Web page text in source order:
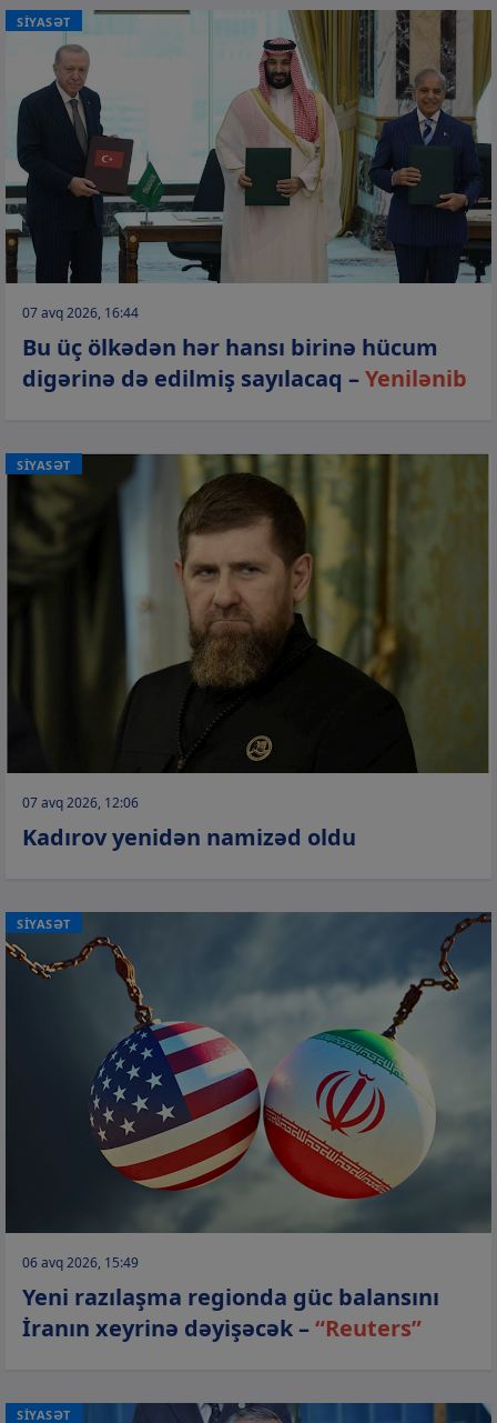
SİYASƏT
07 avq 2026, 16:44
Bu üç ölkədən hər hansı birinə hücum
digərinə də edilmiş sayılacaq –Yenilənib
SİYASƏT
07 avq 2026, 12:06
Kadırov yenidən namizəd oldu
SİYASƏT
06 avq 2026, 15:49
Yeni razılaşma regionda güc balansını
İranın xeyrinə dəyişəcək –“Reuters”
SİYASƏT